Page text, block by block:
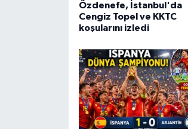
Özdenefe, İstanbul'da
Cengiz Topel ve KKTC
koşularını izledi